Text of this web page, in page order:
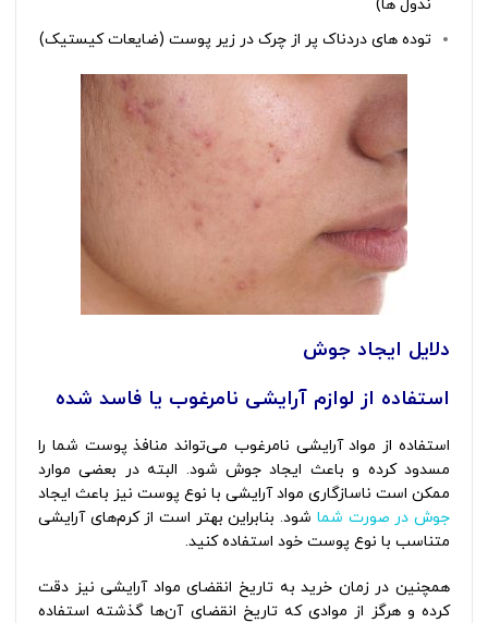
ندول ها)
توده های دردناک پر از چرک در زیر پوست (ضایعات کیستیک)
دلایل ایجاد جوش‌
استفاده از لوازم آرایشی نامرغوب یا فاسد شده
استفاده از مواد آرایشی نامرغوب می‌تواند منافذ پوست شما را
مسدود کرده و باعث ایجاد جوش شود. البته در بعضی موارد
ممکن است ناسازگاری مواد آرایشی با نوع پوست نیز باعث ایجاد
جوش در صورت شما شود. بنابراین بهتر است از کرم‌های آرایشی
متناسب با نوع پوست خود استفاده کنید.
همچنین در زمان خرید به تاریخ انقضای مواد آرایشی نیز دقت
کرده و هرگز از موادی که تاریخ انقضای آن‌ها گذشته استفاده